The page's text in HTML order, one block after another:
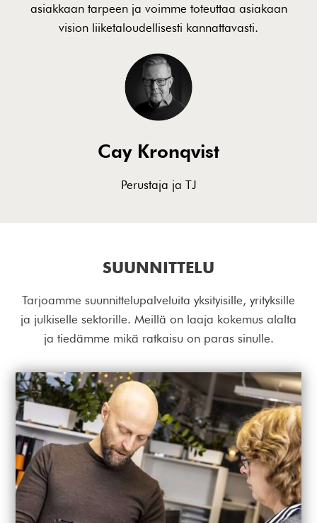
asiakkaan tarpeen ja voimme toteuttaa asiakaan
vision liiketaloudellisesti kannattavasti.
Cay Kronqvist
Perustaja ja TJ
SUUNNITTELU
Tarjoamme suunnittelupalveluita yksityisille, yrityksille
ja julkiselle sektorille. Meillä on laaja kokemus alalta
ja tiedämme mikä ratkaisu on paras sinulle.